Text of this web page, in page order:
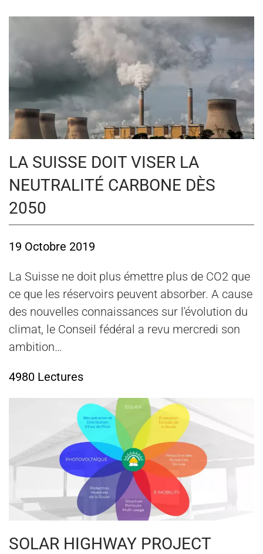
LA SUISSE DOIT VISER LA
NEUTRALITÉ CARBONE DÈS
2050
19 Octobre 2019
La Suisse ne doit plus émettre plus de CO2 que
ce que les réservoirs peuvent absorber. A cause
des nouvelles connaissances sur l'évolution du
climat, le Conseil fédéral a revu mercredi son
ambition…
4980 Lectures
SOLAR HIGHWAY PROJECT